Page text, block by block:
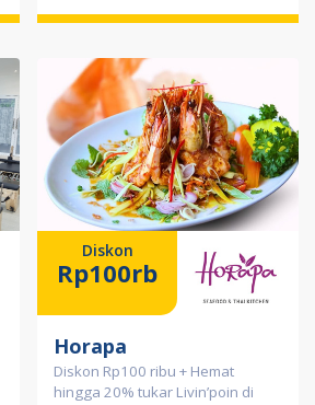
Diskon
Rp100rb
Horapa
Diskon Rp100 ribu + Hemat
hingga 20% tukar Livin’poin di